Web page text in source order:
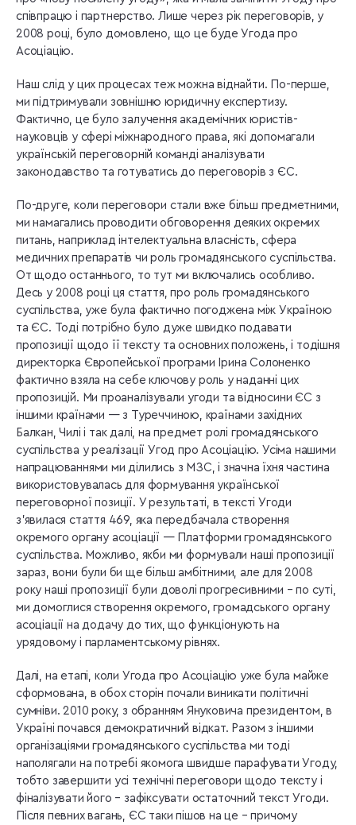
співпрацю і партнерство. Лише через рік переговорів, у
2008 році, було домовлено, що це буде Угода про
Асоціацію.
Наш слід у цих процесах теж можна віднайти. По-перше,
ми підтримували зовнішню юридичну експертизу.
Фактично, це було залучення академічних юристів-
науковців у сфері міжнародного права, які допомагали
українській переговорній команді аналізувати
законодавство та готуватись до переговорів з ЄС.
По-друге, коли переговори стали вже більш предметними,
ми намагались проводити обговорення деяких окремих
питань, наприклад інтелектуальна власність, сфера
медичних препаратів чи роль громадянського суспільства.
От щодо останнього, то тут ми включались особливо.
Десь у 2008 році ця стаття, про роль громадянського
суспільства, уже була фактично погоджена між Україною
та ЄС. Тоді потрібно було дуже швидко подавати
пропозиції щодо її тексту та основних положень, і тодішня
директорка Європейської програми Ірина Солоненко
фактично взяла на себе ключову роль у наданні цих
пропозицій. Ми проаналізували угоди та відносини ЄС з
іншими країнами — з Туреччиною, країнами західних
Балкан, Чилі і так далі, на предмет ролі громадянського
суспільства у реалізації Угод про Асоціацію. Усіма нашими
напрацюваннями ми ділились з МЗС, і значна їхня частина
використовувалась для формування української
переговорної позиції. У результаті, в тексті Угоди
з’явилася стаття 469, яка передбачала створення
окремого органу асоціації — Платформи громадянського
суспільства. Можливо, якби ми формували наші пропозиції
зараз, вони були би ще більш амбітними, але для 2008
року наші пропозиції були доволі прогресивними – по суті,
ми домоглися створення окремого, громадського органу
асоціації на додачу до тих, що функціонують на
урядовому і парламентському рівнях.
Далі, на етапі, коли Угода про Асоціацію уже була майже
сформована, в обох сторін почали виникати політичні
сумніви. 2010 року, з обранням Януковича президентом, в
Україні почався демократичний відкат. Разом з іншими
організаціями громадянського суспільства ми тоді
наполягали на потребі якомога швидше парафувати Угоду,
тобто завершити усі технічні переговори щодо тексту і
фіналізувати його – зафіксувати остаточний текст Угоди.
Після певних вагань, ЄС таки пішов на це – причому